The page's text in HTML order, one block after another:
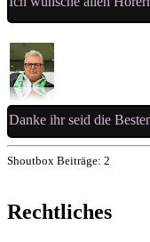
Danke ihr seid die
Shoutbox Beiträge: 2
Rechtliches